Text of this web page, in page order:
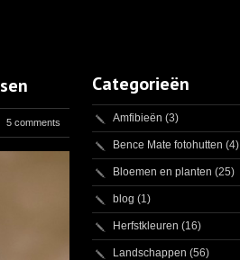
5 comments
Categorieën
Amfibieën (3)
Bence Mate fotohutten (4)
Bloemen en planten (25)
blog (1)
Herfstkleuren (16)
Landschappen (56)